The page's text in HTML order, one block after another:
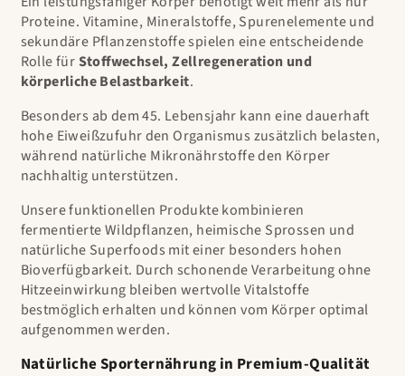
Proteine. Vitamine, Mineralstoffe, Spurenelemente und
sekundäre Pflanzenstoffe spielen eine entscheidende
Rolle fürStoffwechsel, Zellregeneration und
körperliche Belastbarkeit.
Besonders ab dem 45. Lebensjahr kann eine dauerhaft
hohe Eiweißzufuhr den Organismus zusätzlich belasten,
während natürliche Mikronährstoffe den Körper
nachhaltig unterstützen.
Unsere funktionellen Produkte kombinieren
fermentierte Wildpflanzen, heimische Sprossen und
natürliche Superfoods mit einer besonders hohen
Bioverfügbarkeit. Durch schonende Verarbeitung ohne
Hitzeeinwirkung bleiben wertvolle Vitalstoffe
bestmöglich erhalten und können vom Körper optimal
aufgenommen werden.
Natürliche Sporternährung in Premium-Qualität